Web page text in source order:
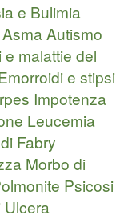
e Bulimia
AsmaAutismo
e malattie del
e stipsi
Impotenza
Leucemia
Fabry
Morbo di
Psicosi
Ulcera